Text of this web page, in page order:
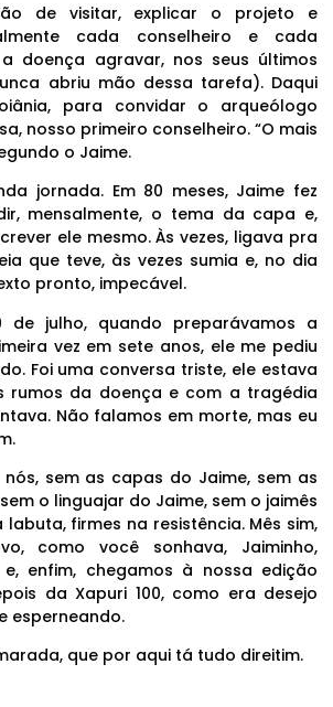
de visitar, explicar o projeto e
cada conselheiro e cada
doença agravar, nos seus últimos
abriu mão dessa tarefa). Daqui
para convidar o arqueólogo
nosso primeiro conselheiro. “O mais
o Jaime.
jornada. Em 80 meses, Jaime fez
mensalmente, o tema da capa e,
ele mesmo. Às vezes, ligava pra
que teve, às vezes sumia e, no dia
pronto, impecável.
de julho, quando preparávamos a
vez em sete anos, ele me pediu
Foi uma conversa triste, ele estava
rumos da doença e com a tragédia
Não falamos em morte, mas eu
sem as capas do Jaime, sem as
o linguajar do Jaime, sem o jaimês
labuta, firmes na resistência. Mês sim,
como você sonhava, Jaiminho,
enfim, chegamos à nossa edição
da Xapuri 100, como era desejo
esperneando.
que por aqui tá tudo direitim.